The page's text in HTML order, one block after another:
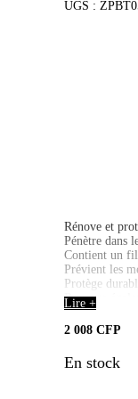
UGS :
Rénove et
Pénètre dans
Contient un
Prévient les
Protège
Restaure
Ne colle pas.
Facile à
Lire +
2 008 CFP
En stock